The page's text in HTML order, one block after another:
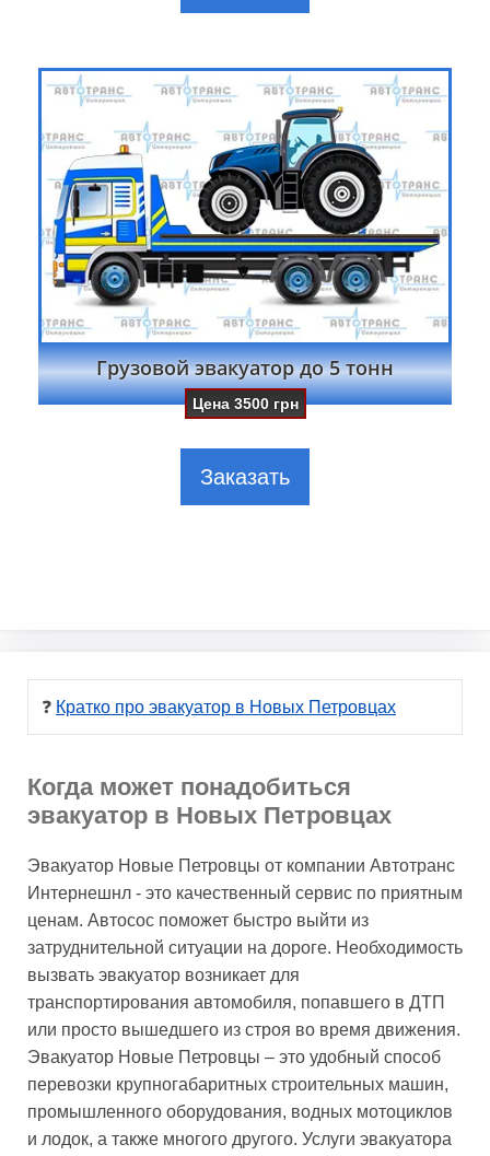
Грузовой эвакуатор до 5 тонн
Цена3500 грн
Заказать
❓ Кратко про эвакуатор в Новых Петровцах
Когда может понадобиться
эвакуатор в Новых Петровцах
Эвакуатор Новые Петровцы от компании Автотранс
Интернешнл - это качественный сервис по приятным
ценам. Автосос поможет быстро выйти из
затруднительной ситуации на дороге. Необходимость
вызвать эвакуатор возникает для
транспортирования автомобиля, попавшего в ДТП
или просто вышедшего из строя во время движения.
Эвакуатор Новые Петровцы – это удобный способ
перевозки крупногабаритных строительных машин,
промышленного оборудования, водных мотоциклов
и лодок, а также многого другого. Услуги эвакуатора